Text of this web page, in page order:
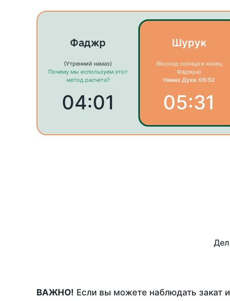
Фаджр
(Утренний намаз)
Почему мы используем этот
метод расчета?
04:01
Шурук
(Восход солнца и конец
Фаджра)
Намаз Духа: 05:52
05:31
ВАЖНО! Если вы можете наблюдать закат